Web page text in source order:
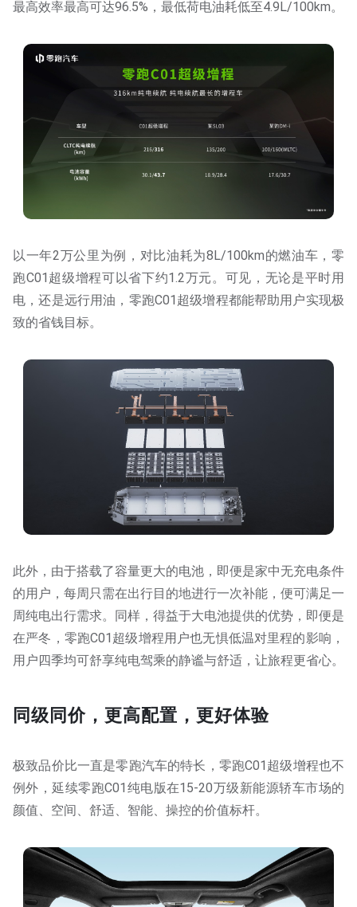
最高效率最高可达96.5%，最低荷电油耗低至4.9L/100km。
以一年2万公里为例，对比油耗为8L/100km的燃油车，零
跑C01超级增程可以省下约1.2万元。可见，无论是平时用
电，还是远行用油，零跑C01超级增程都能帮助用户实现极
致的省钱目标。
此外，由于搭载了容量更大的电池，即便是家中无充电条件
的用户，每周只需在出行目的地进行一次补能，便可满足一
周纯电出行需求。同样，得益于大电池提供的优势，即便是
在严冬，零跑C01超级增程用户也无惧低温对里程的影响，
用户四季均可舒享纯电驾乘的静谧与舒适，让旅程更省心。
同级同价，更高配置，更好体验
极致品价比一直是零跑汽车的特长，零跑C01超级增程也不
例外，延续零跑C01纯电版在15-20万级新能源轿车市场的
颜值、空间、舒适、智能、操控的价值标杆。